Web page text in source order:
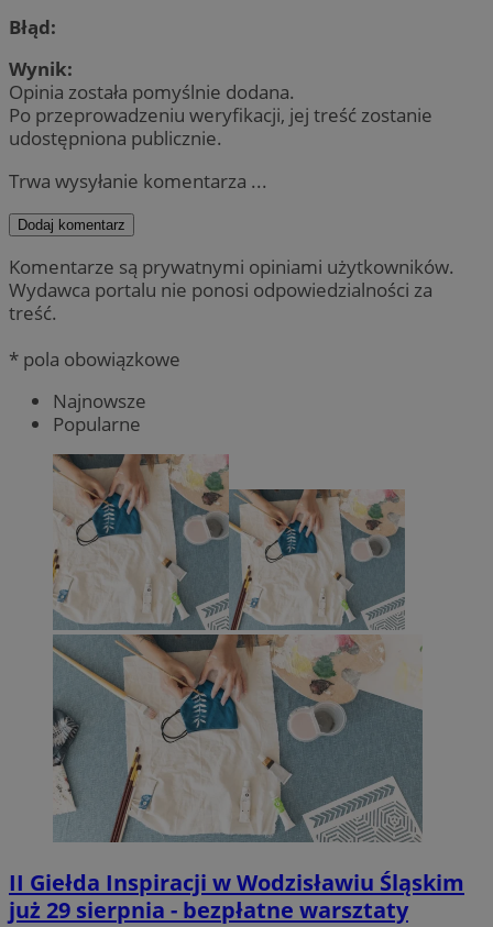
Błąd:
Wynik:
Opinia została pomyślnie dodana.
Po przeprowadzeniu weryfikacji, jej treść zostanie
udostępniona publicznie.
Trwa wysyłanie komentarza ...
Dodaj komentarz
Komentarze są prywatnymi opiniami użytkowników.
Wydawca portalu nie ponosi odpowiedzialności za
treść.
* pola obowiązkowe
Najnowsze
Popularne
II Giełda Inspiracji w Wodzisławiu Śląskim
już 29 sierpnia - bezpłatne warsztaty